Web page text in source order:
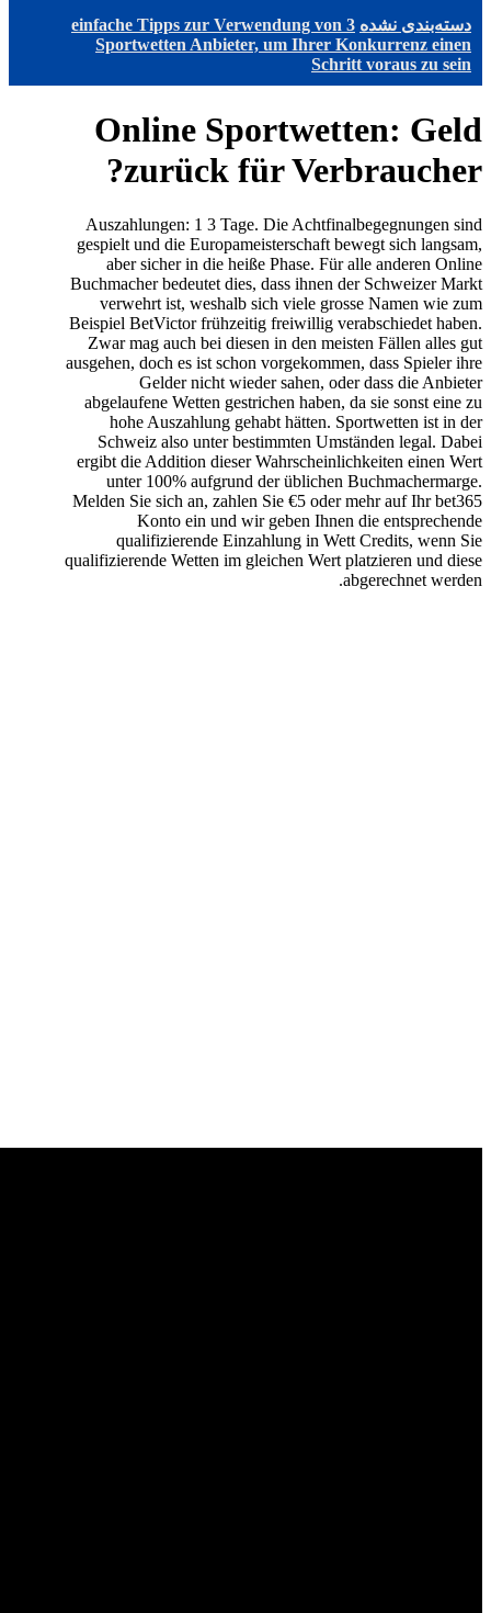
دسته‌بندی نشده
3 einfache Tipps zur Verwendung von
Sportwetten Anbieter, um Ihrer Konkurrenz einen
Schritt voraus zu sein
Online Sportwetten: Geld
zurück für Verbraucher?
Auszahlungen: 1 3 Tage. Die Achtfinalbegegnungen sind
gespielt und die Europameisterschaft bewegt sich langsam,
aber sicher in die heiße Phase. Für alle anderen Online
Buchmacher bedeutet dies, dass ihnen der Schweizer Markt
verwehrt ist, weshalb sich viele grosse Namen wie zum
Beispiel BetVictor frühzeitig freiwillig verabschiedet haben.
Zwar mag auch bei diesen in den meisten Fällen alles gut
ausgehen, doch es ist schon vorgekommen, dass Spieler ihre
Gelder nicht wieder sahen, oder dass die Anbieter
abgelaufene Wetten gestrichen haben, da sie sonst eine zu
hohe Auszahlung gehabt hätten. Sportwetten ist in der
Schweiz also unter bestimmten Umständen legal. Dabei
ergibt die Addition dieser Wahrscheinlichkeiten einen Wert
unter 100% aufgrund der üblichen Buchmachermarge.
Melden Sie sich an, zahlen Sie €5 oder mehr auf Ihr bet365
Konto ein und wir geben Ihnen die entsprechende
qualifizierende Einzahlung in Wett Credits, wenn Sie
qualifizierende Wetten im gleichen Wert platzieren und diese
abgerechnet werden.